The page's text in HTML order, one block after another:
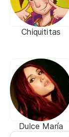
Chiquititas
Dulce María